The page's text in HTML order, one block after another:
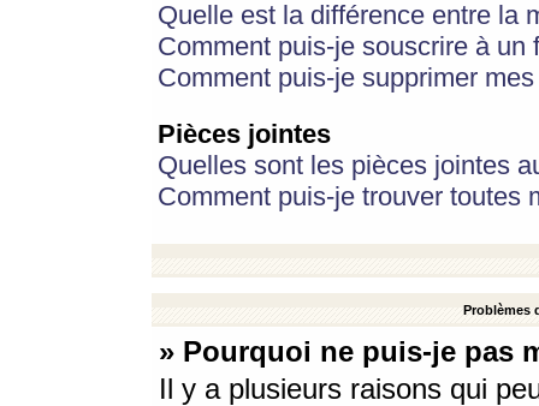
Quelle est la différence entre la
Comment puis-je souscrire à
Comment puis-je supprimer
Pièces jointes
Quelles sont les pièces jointes
Comment puis-je trouver toutes
Problèmes
» Pourquoi ne puis-je pas
Il y a plusieurs raisons qui